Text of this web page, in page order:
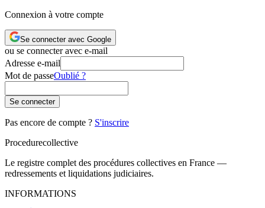
Connexion à votre compte
Se connecter avec Google
ou se connecter avec e-mail
Adresse e-mail
Mot de passeOublié ?
Se connecter
Pas encore de compte ? S'inscrire
Procedurecollective
Le registre complet des procédures collectives en France —
redressements et liquidations judiciaires.
INFORMATIONS